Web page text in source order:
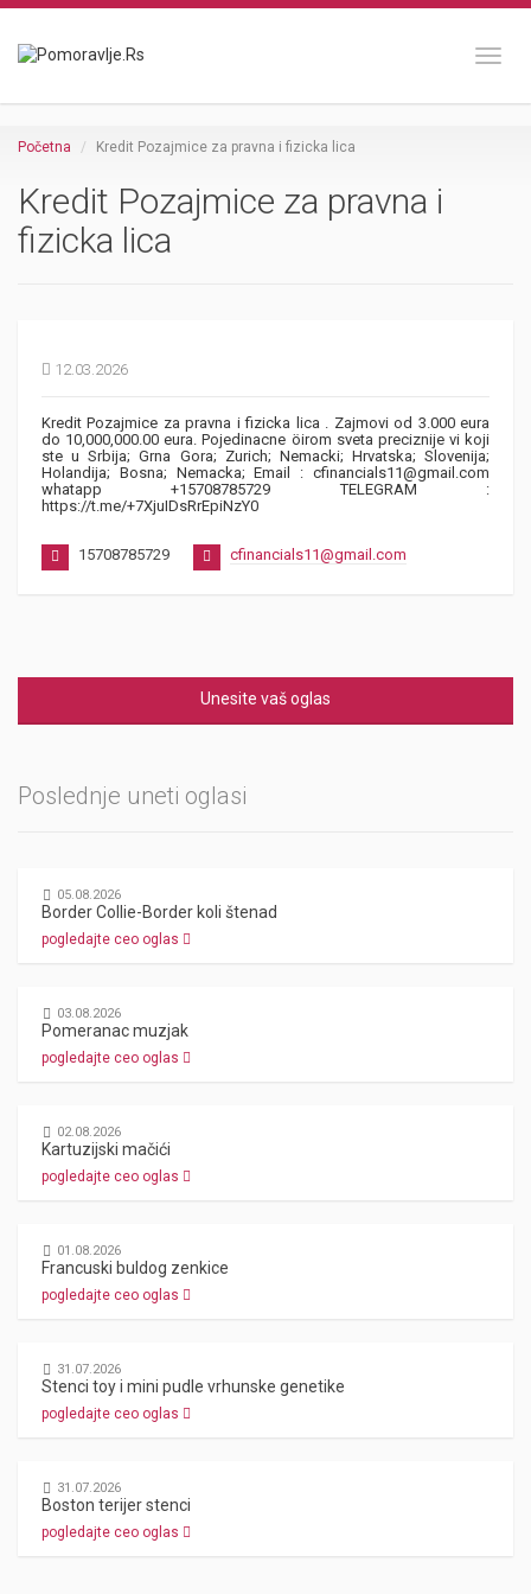
Početna Kredit Pozajmice za pravna i fizicka lica
Kredit Pozajmice za pravna i
fizicka lica
12.03.2026
Kredit Pozajmice za pravna i fizicka lica . Zajmovi od 3.000 eura
do 10,000,000.00 eura. Pojedinacne öirom sveta preciznije vi koji
ste u Srbija; Grna Gora; Zurich; Nemacki; Hrvatska; Slovenija;
Holandija; Bosna; Nemacka; Email : cfinancials11@gmail.com
whatapp +15708785729 TELEGRAM :
https://t.me/+7XjuIDsRrEpiNzY0
15708785729 cfinancials11@gmail.com
Unesite vaš oglas
Poslednje uneti oglasi
05.08.2026
Border Collie-Border koli štenad
pogledajte ceo oglas
03.08.2026
Pomeranac muzjak
pogledajte ceo oglas
02.08.2026
Kartuzijski mačići
pogledajte ceo oglas
01.08.2026
Francuski buldog zenkice
pogledajte ceo oglas
31.07.2026
Stenci toy i mini pudle vrhunske genetike
pogledajte ceo oglas
31.07.2026
Boston terijer stenci
pogledajte ceo oglas